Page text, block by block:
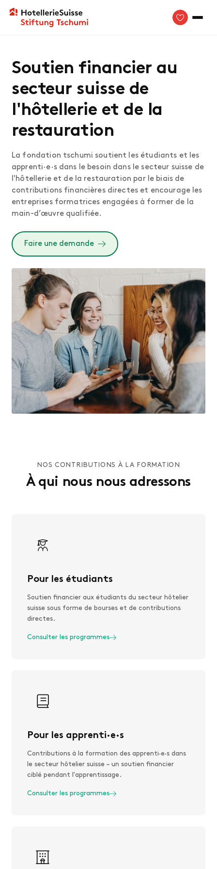
Soutien financier au
secteur suisse de
l'hôtellerie et de la
restauration
La fondation tschumi soutient les étudiants et les
apprenti·e·s dans le besoin dans le secteur suisse de
l'hôtellerie et de la restauration par le biais de
contributions financières directes et encourage les
entreprises formatrices engagées à former de la
main-d’œuvre qualifiée.
Faire une demande
NOS CONTRIBUTIONS À LA FORMATION
À qui nous nous adressons
Pour les étudiants
Soutien financier aux étudiants du secteur hôtelier
suisse sous forme de bourses et de contributions
directes.
Consulter les programmes
Pour les apprenti·e·s
Contributions à la formation des apprenti·e·s dans
le secteur hôtelier suisse – un soutien financier
ciblé pendant l'apprentissage.
Consulter les programmes